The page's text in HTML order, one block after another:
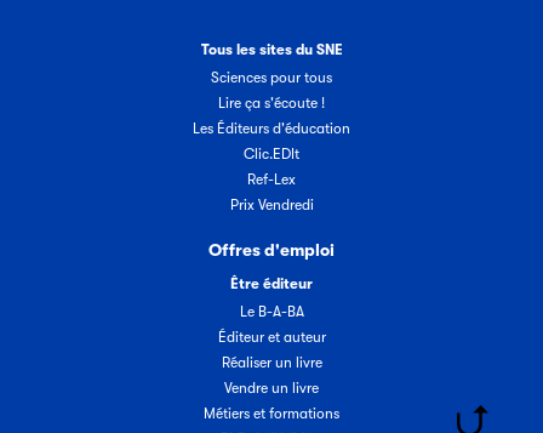
Tous les sites du SNE
Sciences pour tous
Lire ça s'écoute !
Les Éditeurs d'éducation
Clic.EDIt
Ref-Lex
Prix Vendredi
Offres d'emploi
Être éditeur
Le B-A-BA
Éditeur et auteur
Réaliser un livre
Vendre un livre
Métiers et formations